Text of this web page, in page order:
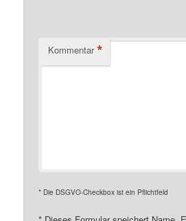
Kommentar *
* Die DSGVO-Checkbox ist ein Pflichtfeld